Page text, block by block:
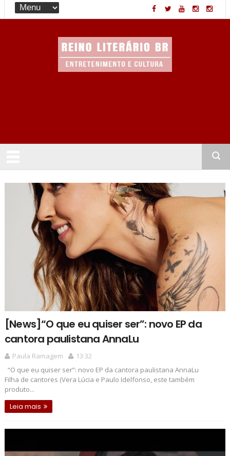
[News]“O que eu quiser ser”: novo EP da
cantora paulistana AnnaLu
Paula Ramagem
13:32
“O que eu quiser ser”: novo EP da cantora paulistana AnnaLu
Filha de cantores (Vera Lúcia e Paulo Idelfonso, este também
produto...
Leia mais